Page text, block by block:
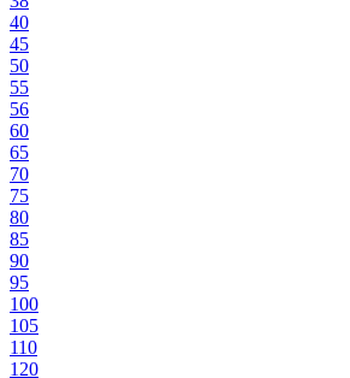
40
45
50
55
56
60
65
70
75
80
85
90
95
100
105
110
120